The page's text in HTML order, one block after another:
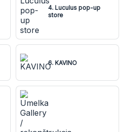
4. Luculus pop-up
store
6. KAVINO